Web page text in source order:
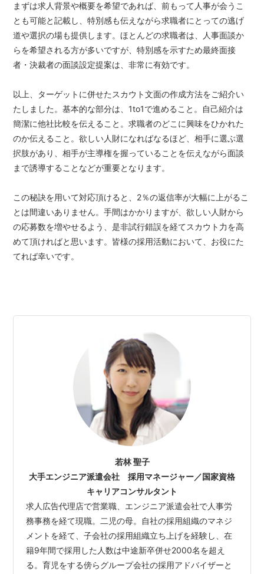
まずは求人背景や概要を希望であれば、前もって人事が会うこ
とも可能と記載し、特別感も伝えながら求職者にとっての逃げ
道や選択の場も提供します。ほとんどの求職者は、人事面談か
らを希望される方が多いですが、特別感を示すため最終面接
者・決裁者の面談設定提案は、非常に有効です。
以上、ターゲットに併せたスカウト文面の作成方法をご紹介い
たしました。基本的な部分は、1to1で進めること。自己紹介は
簡潔に他社比較を伝えること。求職者のどこに興味をひかれた
のか伝えること。欲しい人財になればなるほど、相手に選ぶ選
択肢があり、相手が主導権を握っていることを伝えながら面談
まで誘導することなどが重要となります。
この秘訣を用いて対応頂けると、2％の返信率が大幅に上がるこ
とは間違いありません。手間はかかりますが、欲しい人財から
の応募数を増やせるよう、是非試行錯誤を経てスカウト力を高
めて頂ければと思います。皆様の採用活動において、お役にた
てれば幸いです。
若林 聖子
大手エンジニア派遣会社 採用マネージャー／国家資格
キャリアコンサルタント
求人広告代理店で営業職、エンジニア派遣会社で人事労
務事務を経て現職。二児の母。自社の採用組織のマネジ
メントを経て、子会社の採用組織立ち上げを経験し、在
籍9年間で採用した人数は中途新卒併せ2000名を超え
る。育児をする傍らグループ会社の採用アドバイザーと